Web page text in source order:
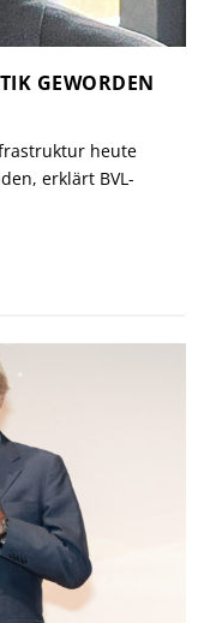
GEWORDEN
heute
erklärt BVL-